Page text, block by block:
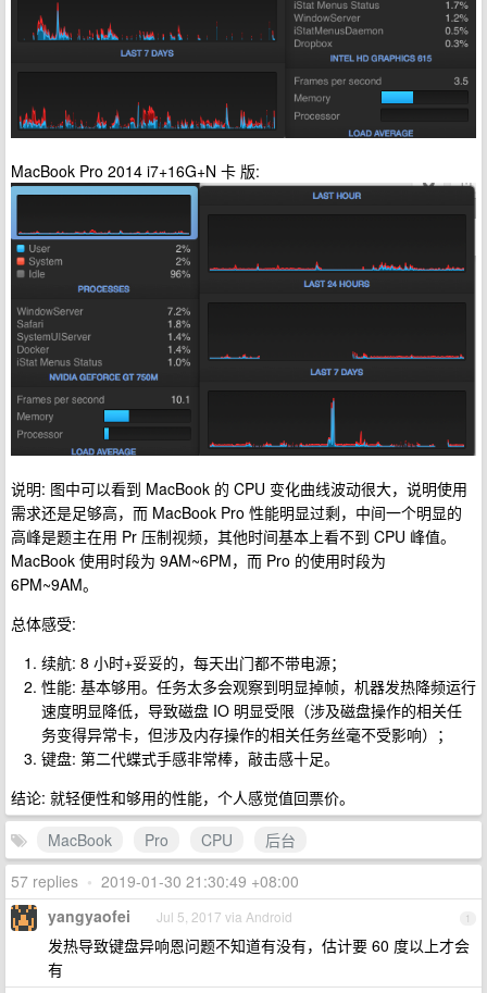
MacBook Pro 2014 i7+16G+N 卡 版:
说明: 图中可以看到 MacBook 的 CPU 变化曲线波动很大，说明使用
需求还是足够高，而 MacBook Pro 性能明显过剩，中间一个明显的
高峰是题主在用 Pr 压制视频，其他时间基本上看不到 CPU 峰值。
MacBook 使用时段为 9AM~6PM，而 Pro 的使用时段为
6PM~9AM。
总体感受:
续航: 8 小时+妥妥的，每天出门都不带电源；
性能: 基本够用。任务太多会观察到明显掉帧，机器发热降频运行
速度明显降低，导致磁盘 IO 明显受限（涉及磁盘操作的相关任
务变得异常卡，但涉及内存操作的相关任务丝毫不受影响）；
键盘: 第二代蝶式手感非常棒，敲击感十足。
结论: 就轻便性和够用的性能，个人感觉值回票价。
MacBook
Pro CPU
后台
57 replies • 2019-01-30 21:30:49 +08:00
1
yangyaofei Jul 5, 2017 via Android
发热导致键盘异响恩问题不知道有没有，估计要 60 度以上才会
有